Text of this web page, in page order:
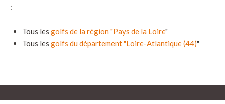
:
Tous les golfs de la région "Pays de la Loire"
Tous les golfs du département "Loire-Atlantique (44)"